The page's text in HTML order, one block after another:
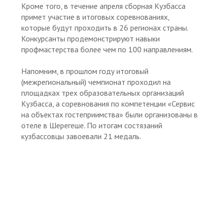
Кроме того, в течение апреля сборная Кузбасса
примет участие в итоговых соревнованиях,
которые будут проходить в 26 регионах страны.
Конкурсанты продемонстрируют навыки
профмастерства более чем по 100 направлениям.
Напомним, в прошлом году итоговый
(межрегиональный) чемпионат проходил на
площадках трех образовательных организаций
Кузбасса, а соревнования по компетенции «Сервис
на объектах гостеприимства» были организованы в
отеле в Шерегеше. По итогам состязаний
кузбассовцы завоевали 21 медаль.